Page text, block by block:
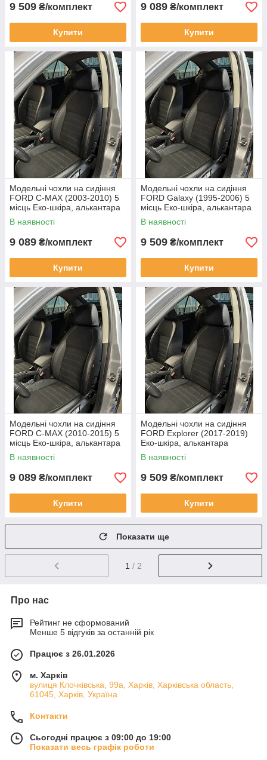
9 509 ₴/комплект
Купити
9 089 ₴/комплект
Купити
Модельні чохли на сидіння
FORD C-MAX (2003-2010) 5
місць Еко-шкіра, алькантара
В наявності
9 089 ₴/комплект
Купити
Модельні чохли на сидіння
FORD Galaxy (1995-2006) 5
місць Еко-шкіра, алькантара
В наявності
9 509 ₴/комплект
Купити
Модельні чохли на сидіння
FORD C-MAX (2010-2015) 5
місць Еко-шкіра, алькантара
В наявності
9 089 ₴/комплект
Купити
Модельні чохли на сидіння
FORD Explorer (2017-2019)
Еко-шкіра, алькантара
В наявності
9 509 ₴/комплект
Купити
Показати ще
1 / 2
Про нас
Рейтинг не сформований
Менше 5 відгуків за останній рік
Працює з 26.01.2026
м. Харків
вулиця Клочківська, 99а, Харків, Харківська область,
61045, Харків, Україна
Контакти
Сьогодні працює з 09:00 до 19:00
Показати весь графік роботи